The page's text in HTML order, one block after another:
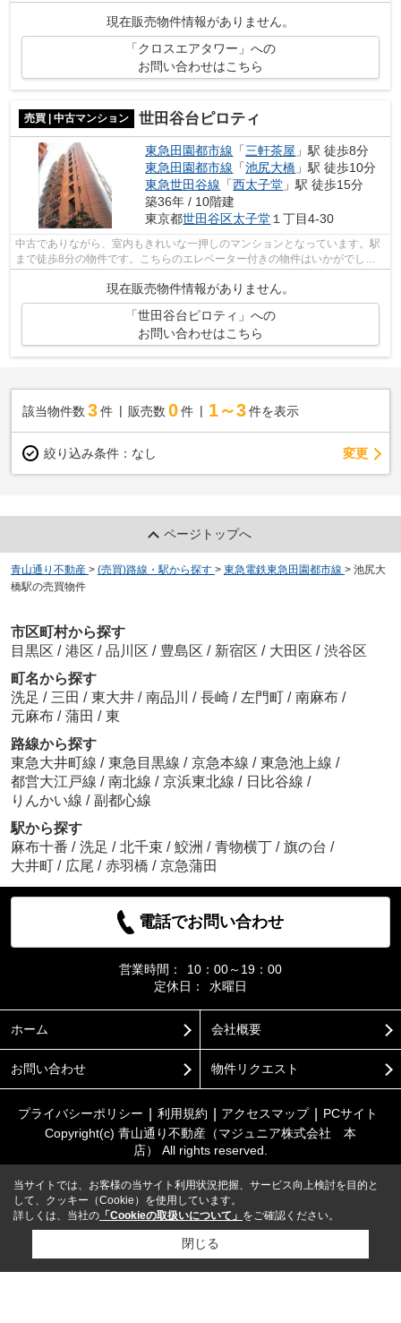
現在販売物件情報がありません。
「クロスエアタワー」への
お問い合わせはこちら
売買 | 中古マンション 世田谷台ピロティ
東急田園都市線 「三軒茶屋 」駅 徒歩8分
東急田園都市線 「池尻大橋 」駅 徒歩10分
東急世田谷線 「西太子堂 」駅 徒歩15分
築36年 / 10階建
東京都世田谷区太子堂１丁目4-30
中古でありながら、室内もきれいな一押しのマンションとなっています。駅
まで徒歩8分の物件です。こちらのエレベーター付きの物件はいかがでしょ
現在販売物件情報がありません。
「世田谷台ピロティ」への
お問い合わせはこちら
該当物件数 3件 販売数 0 件 1～3 件を表示
絞り込み条件： なし 変更
ページトップへ
青山通り不動産 > (売買)路線・駅から探す > 東急電鉄東急田園都市線 > 池尻大
橋駅の売買物件
市区町村から探す
目黒区 / 港区 / 品川区 / 豊島区 / 新宿区 / 大田区 / 渋谷区
町名から探す
洗足 / 三田 / 東大井 / 南品川 / 長崎 / 左門町 / 南麻布 /
元麻布 / 蒲田 / 東
路線から探す
東急大井町線 / 東急目黒線 / 京急本線 / 東急池上線 /
都営大江戸線 / 南北線 / 京浜東北線 / 日比谷線 /
りんかい線 / 副都心線
駅から探す
麻布十番 / 洗足 / 北千束 / 鮫洲 / 青物横丁 / 旗の台 /
大井町 / 広尾 / 赤羽橋 / 京急蒲田
電話でお問い合わせ
営業時間：
10：00～19：00
定休日：
水曜日
ホーム 会社概要
お問い合わせ 物件リクエスト
プライバシーポリシー 利用規約 アクセスマップ
PCサイト
Copyright(c) 青山通り不動産（マジュニア株式会社 本
店） All rights reserved.
当サイトでは、お客様の当サイト利用状況把握、サービス向上検討を目的と
して、クッキー（Cookie）を使用しています。
詳しくは、当社の 「Cookieの取扱いについて」 をご確認ください。
閉じる